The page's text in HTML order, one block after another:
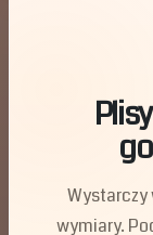
Wystarczy
wymiary.